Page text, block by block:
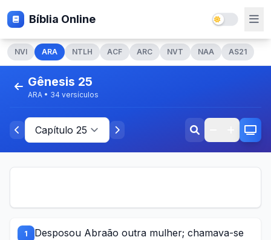
Bíblia Online
NVI ARA NTLH ACF ARC NVT NAA AS21
Gênesis 25
ARA • 34 versículos
1
Desposou Abraão outra mulher; chamava-se